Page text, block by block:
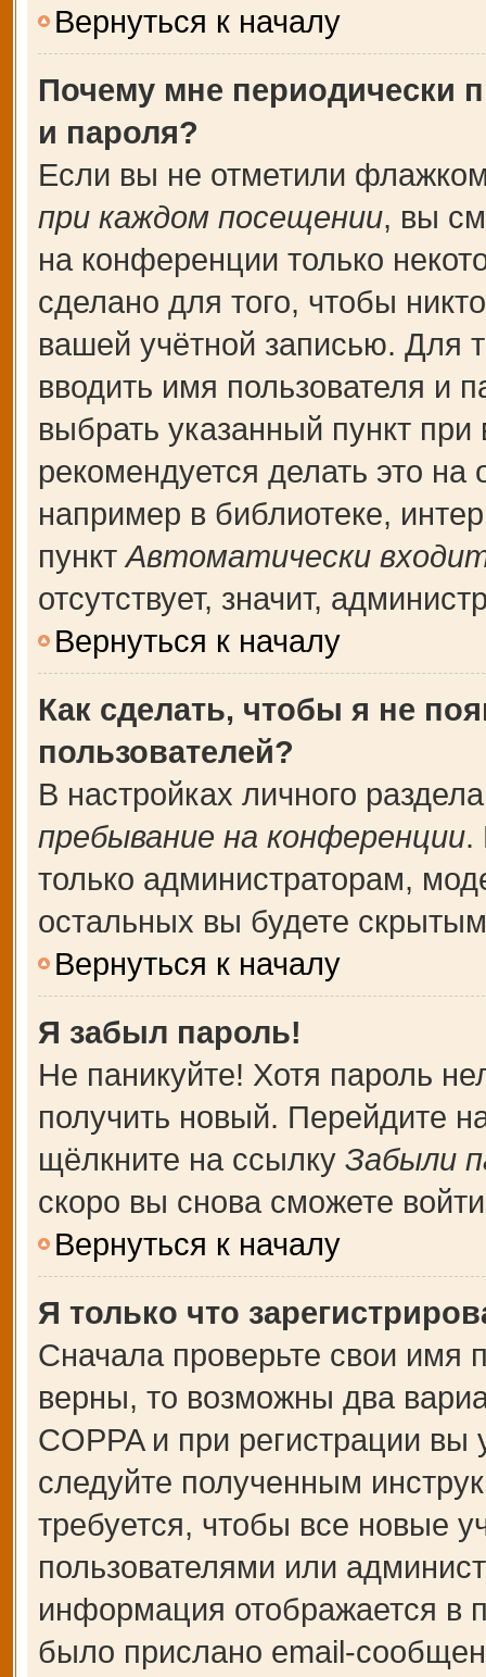
Вернуться к началу
Почему мне периодически
и пароля?
Если вы не отметили
при каждом посещении, вы
на конференции только
сделано для того, чтобы
вашей учётной записью. Для
вводить имя пользователя и
выбрать указанный пункт
рекомендуется делать это
например в библиотеке,
пунктАвтоматически
отсутствует, значит,
Вернуться к началу
Как сделать, чтобы я не
пользователей?
В настройках личного
пребывание на конференции.
только администраторам,
остальных вы будете
Вернуться к началу
Я забыл пароль!
Не паникуйте! Хотя пароль
получить новый. Перейдите
щёлкните на ссылку Забыли
скоро вы снова сможете
Вернуться к началу
Я только что
Сначала проверьте свои имя
верны, то возможны два
COPPA и при регистрации вы
следуйте полученным
требуется, чтобы все новые
пользователями или
информация отображается в
было прислано email-